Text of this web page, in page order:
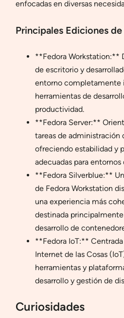
enfocadas en diversas
Principales Ediciones
**Fedora Workstation:**
de escritorio y
entorno completamente
herramientas de
productividad.
**Fedora Server:**
tareas de administración
ofreciendo estabilidad y
adecuadas para
**Fedora Silverblue:**
de Fedora Workstation
una experiencia más
destinada
desarrollo de
**Fedora IoT:**
Internet de las Cosas
herramientas y
desarrollo y gestión de
Curiosidades